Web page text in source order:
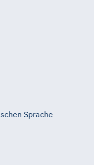
Sprache